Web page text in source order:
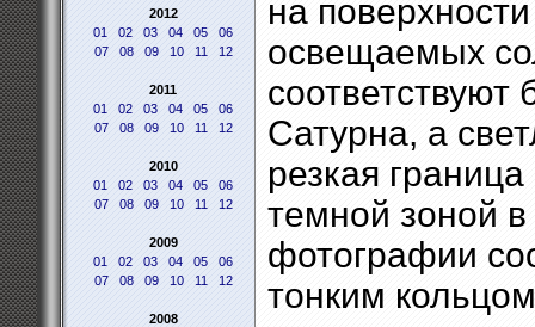
2012
01
02 03 04 05
06
07
08 09 10 11 12
2011
01
02 03 04 05
06
07
08 09 10 11 12
2010
01
02 03 04 05
06
07
08 09 10 11 12
2009
01
02 03 04 05
06
07
08 09 10 11 12
2008
на
освещаемых
Сатурна, а
резкая
темной зоной
фотографии
тонким